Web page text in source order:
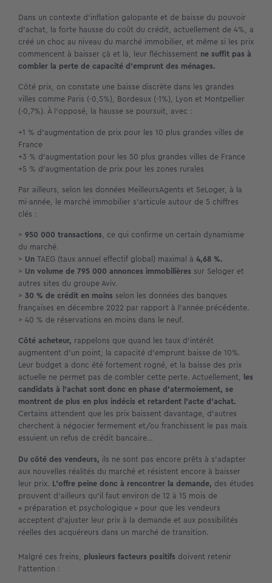
Dans un contexte d’inflation galopante et de baisse du pouvoir
d’achat, la forte hausse du coût du crédit, actuellement de 4%, a
créé un choc au niveau du marché immobilier, et même si les prix
commencent à baisser çà et là, leur fléchissement ne suffit pas à
combler la perte de capacité d’emprunt des ménages.
Côté prix, on constate une baisse discrète dans les grandes
villes comme Paris (-0,5%), Bordeaux (-1%), Lyon et Montpellier
(-0,7%). À l’opposé, la hausse se poursuit, avec :
+1 % d’augmentation de prix pour les 10 plus grandes villes de
France
+3 % d’augmentation pour les 50 plus grandes villes de France
+5 % d’augmentation de prix pour les zones rurales
Par ailleurs, selon les données MeilleursAgents et SeLoger, à la
mi-année, le marché immobilier s’articule autour de 5 chiffres
clés :
> 950 000 transactions, ce qui confirme un certain dynamisme
du marché.
> Un TAEG (taux annuel effectif global) maximal à 4,68 %.
> Un volume de 795 000 annonces immobilières sur Seloger et
autres sites du groupe Aviv.
> 30 % de crédit en moins selon les données des banques
françaises en décembre 2022 par rapport à l’année précédente.
> 40 % de réservations en moins dans le neuf.
Côté acheteur, rappelons que quand les taux d’intérêt
augmentent d’un point, la capacité d’emprunt baisse de 10%.
Leur budget a donc été fortement rogné, et la baisse des prix
actuelle ne permet pas de combler cette perte. Actuellement, les
candidats à l’achat sont donc en phase d’atermoiement, se
montrent de plus en plus indécis et retardent l’acte d’achat.
Certains attendent que les prix baissent davantage, d’autres
cherchent à négocier fermement et/ou franchissent le pas mais
essuient un refus de crédit bancaire…
Du côté des vendeurs, ils ne sont pas encore prêts à s’adapter
aux nouvelles réalités du marché et résistent encore à baisser
leur prix. L’offre peine donc à rencontrer la demande, des études
prouvent d’ailleurs qu’il faut environ de 12 à 15 mois de
« préparation et psychologique » pour que les vendeurs
acceptent d’ajuster leur prix à la demande et aux possibilités
réelles des acquéreurs dans un marché de transition.
Malgré ces freins, plusieurs facteurs positifs doivent retenir
l’attention :